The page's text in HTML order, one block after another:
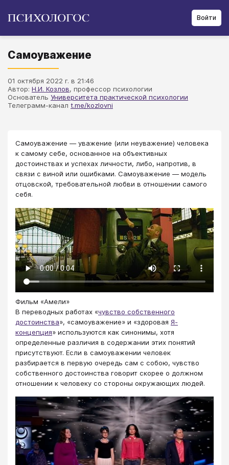
Войти
Самоуважение
01 октября 2022 г. в 21:46
Автор: Н.И. Козлов, профессор психологии
Основатель Университета практической психологии
Телеграмм-канал t.me/kozlovni
Самоуважение — уважение (или неуважение) человека
к самому себе, основанное на объективных
достоинствах и успехах личности, либо, напротив, в
связи с виной или ошибками. Самоуважение — модель
отцовской, требовательной любви в отношении самого
себя.
Фильм «Амели»
В переводных работах «чувство собственного
достоинства», «самоуважение» и «здоровая Я-
концепция» используются как синонимы, хотя
определенные различия в содержании этих понятий
присутствуют. Если в самоуважении человек
разбирается в первую очередь сам с собою, чувство
собственного достоинства говорит скорее о должном
отношении к человеку со стороны окружающих людей.